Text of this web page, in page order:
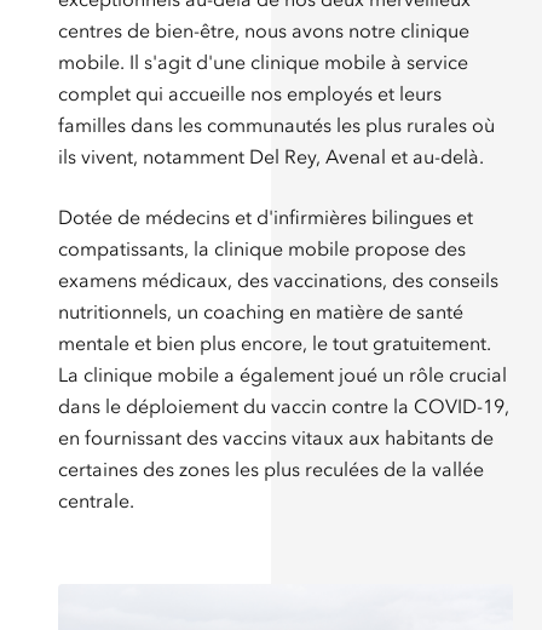
centres de bien-être, nous avons notre clinique
mobile. Il s'agit d'une clinique mobile à service
complet qui accueille nos employés et leurs
familles dans les communautés les plus rurales où
ils vivent, notamment Del Rey, Avenal et au-delà.
Dotée de médecins et d'infirmières bilingues et
compatissants, la clinique mobile propose des
examens médicaux, des vaccinations, des conseils
nutritionnels, un coaching en matière de santé
mentale et bien plus encore, le tout gratuitement.
La clinique mobile a également joué un rôle crucial
dans le déploiement du vaccin contre la COVID-19,
en fournissant des vaccins vitaux aux habitants de
certaines des zones les plus reculées de la vallée
centrale.